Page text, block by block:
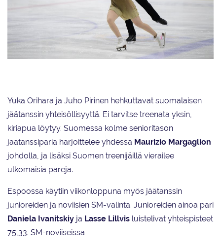
Yuka Orihara ja Juho Pirinen hehkuttavat suomalaisen
jäätanssin yhteisöllisyyttä. Ei tarvitse treenata yksin,
kiriapua löytyy. Suomessa kolme senioritason
jäätanssiparia harjoittelee yhdessä Maurizio Margaglion
johdolla, ja lisäksi Suomen treenijäillä vierailee
ulkomaisia pareja.
Espoossa käytiin viikonloppuna myös jäätanssin
junioreiden ja noviisien SM-valinta. Junioreiden ainoa pari
Daniela Ivanitskiy ja Lasse Lillvis luistelivat yhteispisteet
75,33. SM-noviiseissa